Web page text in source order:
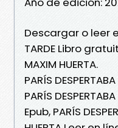
Descargar o leer
TARDE Libro
MAXIM HUERTA.
PARÍS
PARÍS
Epub, PARÍS